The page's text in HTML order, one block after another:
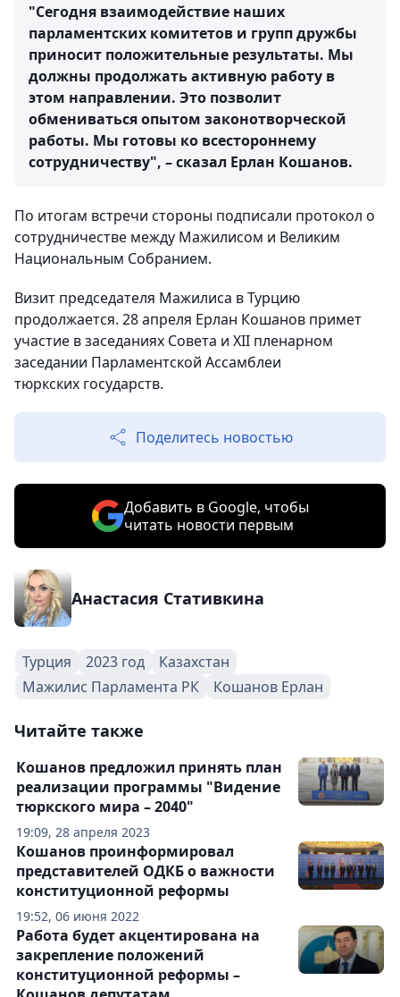
"Сегодня взаимодействие наших
парламентских комитетов и групп дружбы
приносит положительные результаты. Мы
должны продолжать активную работу в
этом направлении. Это позволит
обмениваться опытом законотворческой
работы. Мы готовы ко всестороннему
сотрудничеству", – сказал Ерлан Кошанов.
По итогам встречи стороны подписали протокол о
сотрудничестве между Мажилисом и Великим
Национальным Собранием.
Визит председателя Мажилиса в Турцию
продолжается. 28 апреля Ерлан Кошанов примет
участие в заседаниях Совета и XII пленарном
заседании Парламентской Ассамблеи
тюркских государств.
Поделитесь новостью
Добавить в Google, чтобы
читать новости первым
Анастасия Стативкина
Турция 2023 год
Казахстан
Мажилис Парламента РК
Кошанов Ерлан
Читайте также
19:09, 28 апреля 2023
Кошанов предложил принять план
реализации программы "Видение
тюркского мира – 2040"
19:52, 06 июня 2022
Кошанов проинформировал
представителей ОДКБ о важности
конституционной реформы
Работа будет акцентирована на
закрепление положений
конституционной реформы –